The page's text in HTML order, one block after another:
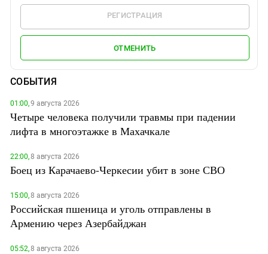
РЕГИСТРАЦИЯ
ОТМЕНИТЬ
СОБЫТИЯ
01:00,9 августа 2026
Четыре человека получили травмы при падении
лифта в многоэтажке в Махачкале
22:00,8 августа 2026
Боец из Карачаево-Черкесии убит в зоне СВО
15:00,8 августа 2026
Российская пшеница и уголь отправлены в
Армению через Азербайджан
05:52,8 августа 2026